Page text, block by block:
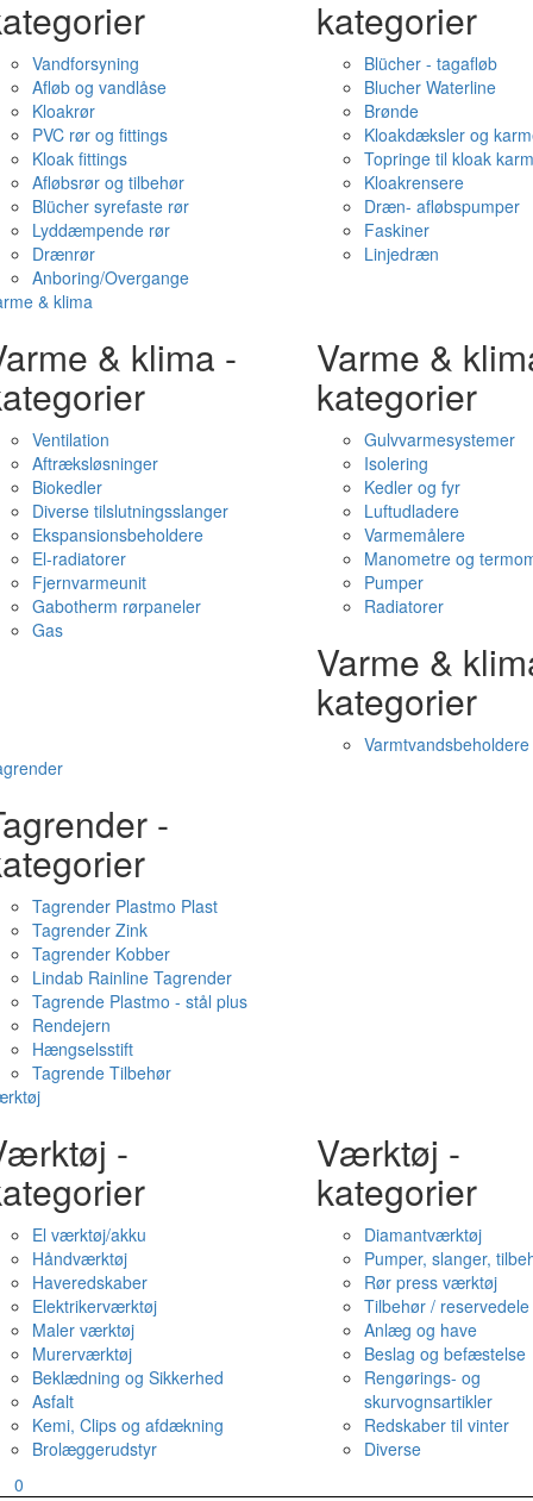
Vandforsyning
Afløb og vandlåse
Kloakrør
PVC rør og fittings
Kloak fittings
Afløbsrør og tilbehør
Blücher syrefaste rør
Lyddæmpende rør
Drænrør
Anboring/Overgange
kategorier
Blücher - tagafløb
Blucher Waterline
Brønde
Kloakdæksler og
Topringe til kloak
Kloakrensere
Dræn- afløbspumper
Faskiner
Linjedræn
& klima
& klima -
Ventilation
Aftræksløsninger
Biokedler
Diverse tilslutningsslanger
Ekspansionsbeholdere
El-radiatorer
Fjernvarmeunit
Gabotherm rørpaneler
Gas
Varme &
kategorier
Gulvvarmesystemer
Isolering
Kedler og fyr
Luftudladere
Varmemålere
Manometre og
Pumper
Radiatorer
Varme &
kategorier
Varmtvandsbeholdere
-
Tagrender Plastmo Plast
Tagrender Zink
Tagrender Kobber
Lindab Rainline Tagrender
Tagrende Plastmo - stål plus
Rendejern
Hængselsstift
Tagrende Tilbehør
-
El værktøj/akku
Håndværktøj
Haveredskaber
Elektrikerværktøj
Maler værktøj
Murerværktøj
Beklædning og Sikkerhed
Asfalt
Kemi, Clips og afdækning
Brolæggerudstyr
Værktøj -
kategorier
Diamantværktøj
Pumper, slanger,
Rør press værktøj
Tilbehør / reservedele
Anlæg og have
Beslag og befæstelse
Rengørings- og
skurvognsartikler
Redskaber til vinter
Diverse
0